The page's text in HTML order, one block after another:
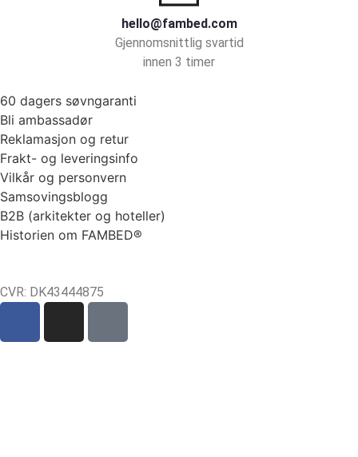
hello@fambed.com
Gjennomsnittlig svartid
innen 3 timer
60 dagers søvngaranti
Bli ambassadør
Reklamasjon og retur
Frakt- og leveringsinfo
Vilkår og personvern
Samsovingsblogg
B2B (arkitekter og hoteller)
Historien om FAMBED®
CVR: DK43444875